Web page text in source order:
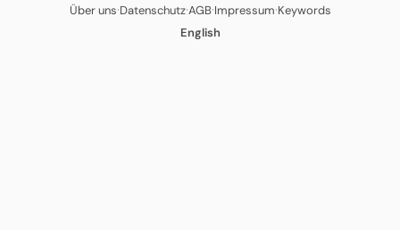
Über uns·Datenschutz·AGB·Impressum·Keywords
English